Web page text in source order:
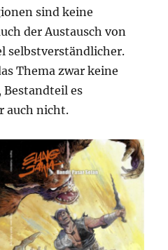
sind keine
der Austausch von
selbstverständlicher.
Thema zwar keine
es
auch nicht.